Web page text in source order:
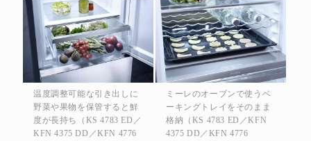
温度調整可能な引き出しに
野菜や果物を保管すると鮮
度が長持ち（KS 4783 ED／
KFN 4375 DD／KFN 4776
ミーレのオーブンで使うベ
ーキングトレイをそのまま
格納（KS 4783 ED／KFN
4375 DD／KFN 4776